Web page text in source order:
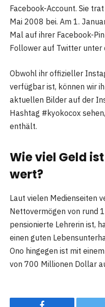
Facebook-Account. Sie
Mai 2008 bei. Am 1.
Mal auf ihrer Facebook-
Follower auf Twitter unter
Obwohl ihr offizieller
verfügbar ist, können wir
aktuellen Bilder auf der
Hashtag #kyokocox
enthält.
Wie viel Geld
wert?
Laut vielen Medienseiten
Nettovermögen von rund
pensionierte Lehrerin ist,
einen guten
Ono hingegen ist mit
von 700 Millionen Dollar